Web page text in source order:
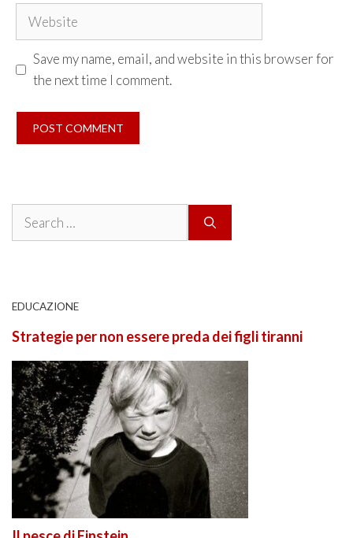
Website
Save my name, email, and website in this browser for
the next time I comment.
Search
EDUCAZIONE
Strategie per non essere preda dei figli tiranni